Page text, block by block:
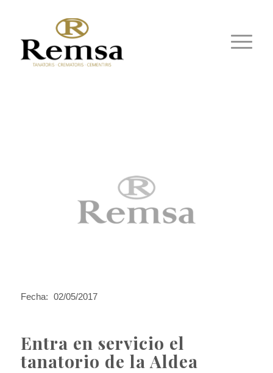
Fecha: 02/05/2017
Entra en servicio el
tanatorio de la Aldea